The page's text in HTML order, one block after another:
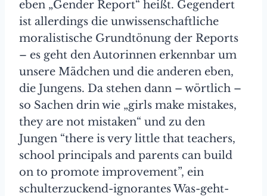
eben „Gender Report“ heißt. Gegendert
ist allerdings die unwissenschaftliche
moralistische Grundtönung der Reports
– es geht den Autorinnen erkennbar um
unsere Mädchen und die anderen eben,
die Jungens. Da stehen dann – wörtlich –
so Sachen drin wie „girls make mistakes,
they are not mistaken“ und zu den
Jungen “there is very little that teachers,
school principals and parents can build
on to promote improvement”, ein
schulterzuckend-ignorantes Was-geht-